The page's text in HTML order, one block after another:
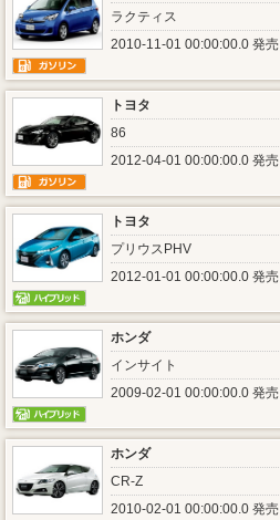
ラクティス
2010-11-01 00:00:00.0 発売
トヨタ
86
2012-04-01 00:00:00.0 発売
トヨタ
プリウスPHV
2012-01-01 00:00:00.0 発売
ホンダ
インサイト
2009-02-01 00:00:00.0 発売
ホンダ
CR-Z
2010-02-01 00:00:00.0 発売